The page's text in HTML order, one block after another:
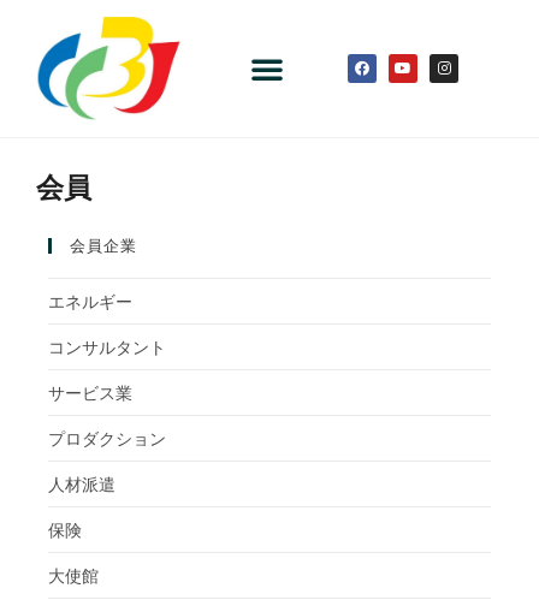
会員
会員企業
エネルギー
コンサルタント
サービス業
プロダクション
人材派遣
保険
大使館